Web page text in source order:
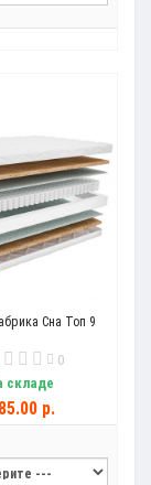
Сна Топ 9
0
складе
р.